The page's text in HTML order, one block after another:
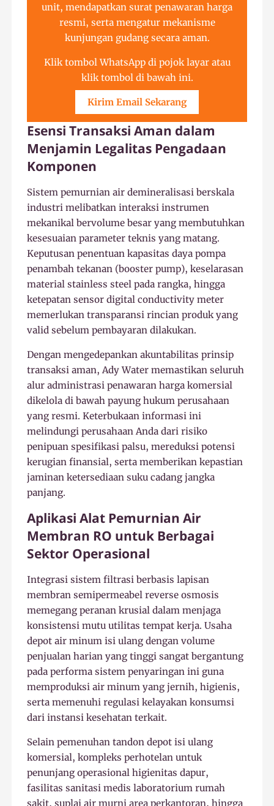
unit, mendapatkan surat penawaran harga
resmi, serta mengatur mekanisme
kunjungan gudang secara aman.
Klik tombol WhatsApp di pojok layar atau
klik tombol di bawah ini.
Kirim Email Sekarang
Esensi Transaksi Aman dalam
Menjamin Legalitas Pengadaan
Komponen
Sistem pemurnian air demineralisasi berskala
industri melibatkan interaksi instrumen
mekanikal bervolume besar yang membutuhkan
kesesuaian parameter teknis yang matang.
Keputusan penentuan kapasitas daya pompa
penambah tekanan (booster pump), keselarasan
material stainless steel pada rangka, hingga
ketepatan sensor digital conductivity meter
memerlukan transparansi rincian produk yang
valid sebelum pembayaran dilakukan.
Dengan mengedepankan akuntabilitas prinsip
transaksi aman, Ady Water memastikan seluruh
alur administrasi penawaran harga komersial
dikelola di bawah payung hukum perusahaan
yang resmi. Keterbukaan informasi ini
melindungi perusahaan Anda dari risiko
penipuan spesifikasi palsu, mereduksi potensi
kerugian finansial, serta memberikan kepastian
jaminan ketersediaan suku cadang jangka
panjang.
Aplikasi Alat Pemurnian Air
Membran RO untuk Berbagai
Sektor Operasional
Integrasi sistem filtrasi berbasis lapisan
membran semipermeabel reverse osmosis
memegang peranan krusial dalam menjaga
konsistensi mutu utilitas tempat kerja. Usaha
depot air minum isi ulang dengan volume
penjualan harian yang tinggi sangat bergantung
pada performa sistem penyaringan ini guna
memproduksi air minum yang jernih, higienis,
serta memenuhi regulasi kelayakan konsumsi
dari instansi kesehatan terkait.
Selain pemenuhan tandon depot isi ulang
komersial, kompleks perhotelan untuk
penunjang operasional higienitas dapur,
fasilitas sanitasi medis laboratorium rumah
sakit, suplai air murni area perkantoran, hingga